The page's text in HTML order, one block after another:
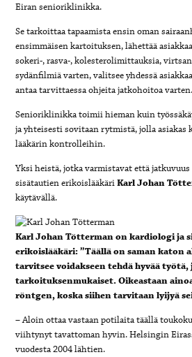
Eiran senioriklinikka.
Se tarkoittaa tapaamista ensin oman
ensimmäisen kartoituksen, lähettää
sokeri-, rasva-, kolesterolimittauksia,
sydänfilmiä varten, valitsee yhdessä
antaa tarvittaessa ohjeita jatkohoitoa varten.
Senioriklinikka toimii hieman kuin
ja yhteisesti sovitaan rytmistä, jolla asiakas
lääkärin kontrolleihin.
Yksi heistä, jotka varmistavat että
sisätautien erikoislääkäriKarl Johan
käytävällä.
Karl Johan Tötterman on kardiologi ja
erikoislääkäri: ”Täällä on saman katon
tarvitsee voidakseen tehdä hyvää
tarkoituksenmukaiset. Oikeastaan
röntgen, koska siihen tarvitaan lyijyä
– Aloin ottaa vastaan potilaita täällä
viihtynyt tavattoman hyvin. Helsingin
vuodesta 2004 lähtien.